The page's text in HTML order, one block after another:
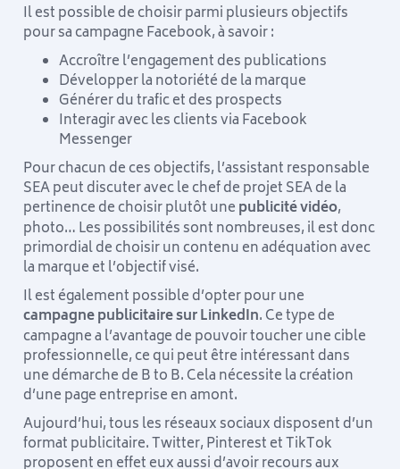
Il est possible de choisir parmi plusieurs objectifs
pour sa campagne Facebook, à savoir :
Accroître l’engagement des publications
Développer la notoriété de la marque
Générer du trafic et des prospects
Interagir avec les clients via Facebook
Messenger
Pour chacun de ces objectifs, l’assistant responsable
SEA peut discuter avec le chef de projet SEA de la
pertinence de choisir plutôt unepublicité vidéo,
photo… Les possibilités sont nombreuses, il est donc
primordial de choisir un contenu en adéquation avec
la marque et l’objectif visé.
Il est également possible d’opter pour une
campagne publicitaire sur LinkedIn. Ce type de
campagne a l’avantage de pouvoir toucher une cible
professionnelle, ce qui peut être intéressant dans
une démarche de B to B. Cela nécessite la création
d’une page entreprise en amont.
Aujourd’hui, tous les réseaux sociaux disposent d’un
format publicitaire. Twitter, Pinterest et TikTok
proposent en effet eux aussi d’avoir recours aux